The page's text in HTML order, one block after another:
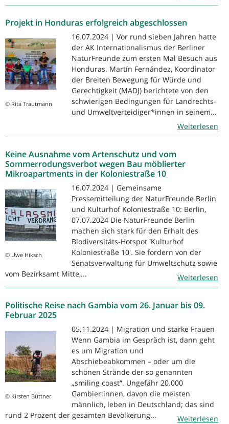
Projekt in Honduras erfolgreich abgeschlossen
© Rita Trautmann
16.07.2024 | Vor rund sieben Jahren hatte
der AK Internationalismus der Berliner
NaturFreunde zum ersten Mal Besuch aus
Honduras. Martín Fernández, Koordinator
der Breiten Bewegung für Würde und
Gerechtigkeit (MADJ) berichtete von den
schwierigen Bedingungen für Landrechts-
und Umweltverteidiger*innen in seinem...
Weiterlesen
Keine Ausnahme vom Artenschutz und vom
Sommerrodungsverbot wegen Bau möblierter
Mikroapartments in der Koloniestraße 10
© Uwe Hiksch
16.07.2024 | Gemeinsame
Pressemitteilung der NaturFreunde Berlin
und Kulturhof Koloniestraße 10: Berlin,
07.07.2024 Die NaturFreunde Berlin
machen sich stark für den Erhalt des
Biodiversitäts-Hotspot 'Kulturhof
Koloniestraße 10'. Sie fordern von der
Senatsverwaltung für Umweltschutz sowie
vom Bezirksamt Mitte,...
Weiterlesen
Politische Reise nach Gambia vom 26. Januar bis 09.
Februar 2025
© Kirsten Büttner
05.11.2024 | Migration und starke Frauen
Wenn Gambia im Gespräch ist, dann geht
es um Migration und
Abschiebeabkommen – oder um die
schönen Strände der so genannten
„smiling coast“. Ungefähr 20.000
Gambier:innen, davon die meisten
männlich, leben in Deutschland; das sind
rund 2 Prozent der gesamten Bevölkerung...
Weiterlesen